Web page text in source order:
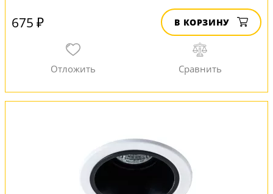
675 ₽ В КОРЗИНУ